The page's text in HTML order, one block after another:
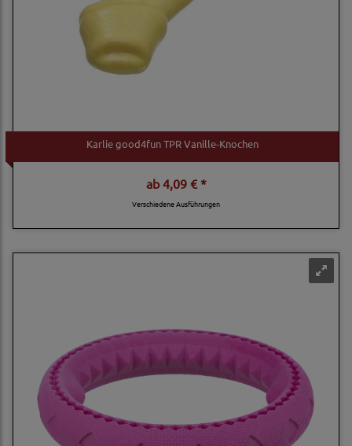
Karlie good4fun TPR Vanille-Knochen
ab4,09 € *
Verschiedene Ausführungen